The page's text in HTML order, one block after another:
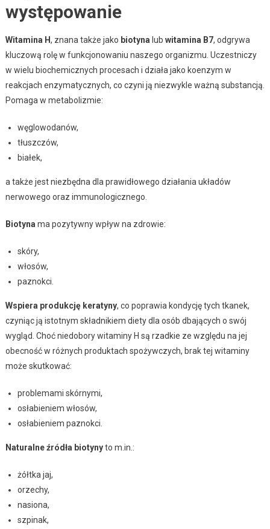
występowanie
Witamina H, znana także jako biotyna lub witamina B7, odgrywa
kluczową rolę w funkcjonowaniu naszego organizmu. Uczestniczy
w wielu biochemicznych procesach i działa jako koenzym w
reakcjach enzymatycznych, co czyni ją niezwykle ważną substancją.
Pomaga w metabolizmie:
węglowodanów,
tłuszczów,
białek,
a także jest niezbędna dla prawidłowego działania układów
nerwowego oraz immunologicznego.
Biotyna ma pozytywny wpływ na zdrowie:
skóry,
włosów,
paznokci.
Wspiera produkcję keratyny, co poprawia kondycję tych tkanek,
czyniąc ją istotnym składnikiem diety dla osób dbających o swój
wygląd. Choć niedobory witaminy H są rzadkie ze względu na jej
obecność w różnych produktach spożywczych, brak tej witaminy
może skutkować:
problemami skórnymi,
osłabieniem włosów,
osłabieniem paznokci.
Naturalne źródła biotynyto m.in.:
żółtka jaj,
orzechy,
nasiona,
szpinak,